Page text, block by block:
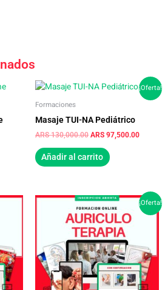
¡Oferta!
Formaciones
Masaje TUI-NA Pediátrico
ARS130,000.00
El
ARS 130,000.00.
ARS 97,500.00
El
precio
Añadir al carrito
¡Oferta!
El
precio
original
era:
ARS 130,000.00.
El
precio